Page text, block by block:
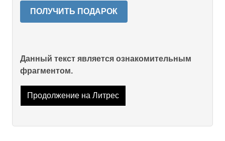
ПОЛУЧИТЬ ПОДАРОК
Данный текст является ознакомительным
фрагментом.
Продолжение на Литрес